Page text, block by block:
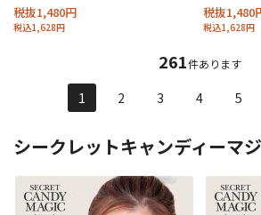
税抜1,480円
税込1,628円
税抜1,480
税込1,628円
261件あります
1 2 3 4 5
シークレットキャンディーマ